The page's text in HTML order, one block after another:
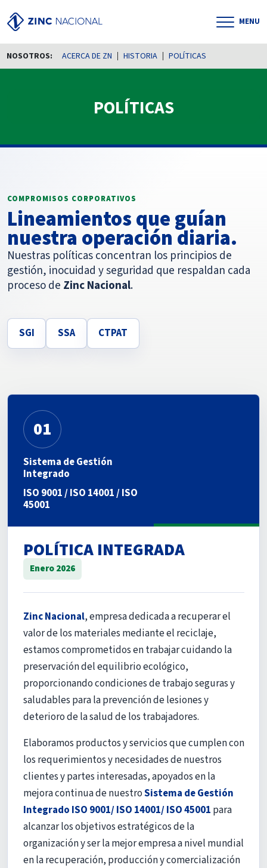
MENU
NOSOTROS: ACERCA DE ZN HISTORIA POLÍTICAS
POLÍTICAS
COMPROMISOS CORPORATIVOS
Lineamientos que guían
nuestra operación diaria.
Nuestras políticas concentran los principios de
gestión, inocuidad y seguridad que respaldan cada
proceso de Zinc Nacional.
SGI SSA CTPAT
01
Sistema de Gestión
Integrado
ISO 9001 / ISO 14001 / ISO
45001
POLÍTICA INTEGRADA
Enero 2026
Zinc Nacional, empresa dedicada a recuperar el
valor de los materiales mediante el reciclaje,
estamos comprometidos en trabajar cuidando la
preservación del equilibrio ecológico,
proporcionando condiciones de trabajo seguras y
saludables para la prevención de lesiones y
deterioro de la salud de los trabajadores.
Elaboramos productos y servicios que cumplen con
los requerimientos y necesidades de nuestros
clientes y partes interesadas, apoyados en la
mejora continua de nuestroSistema de Gestión
Integrado ISO 9001/ ISO 14001/ ISO 45001 para
alcanzar los objetivos estratégicos de la
organización y ser la mejor empresa a nivel mundial
en la recuperación, producción y comercialización